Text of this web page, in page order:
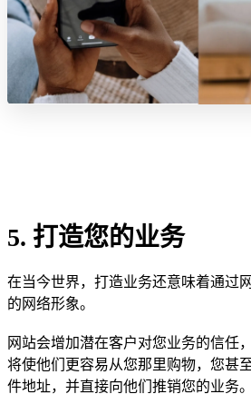
5. 打造您的业务
在当今世界，打造业务还意味着通过
的网络形象。
网站会增加潜在客户对您业务的信任
将使他们更容易从您那里购物，您甚
件地址，并直接向他们推销您的业务。